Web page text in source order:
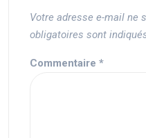
Votre adresse e-mail ne
obligatoires sont
Commentaire *